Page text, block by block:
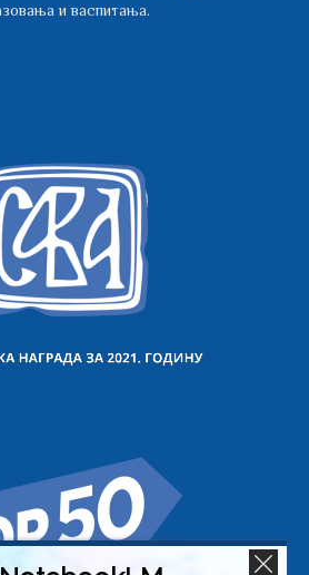
и васпитања.